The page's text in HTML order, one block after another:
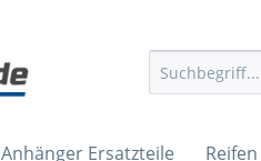
Anhänger Ersatzteile Reifen